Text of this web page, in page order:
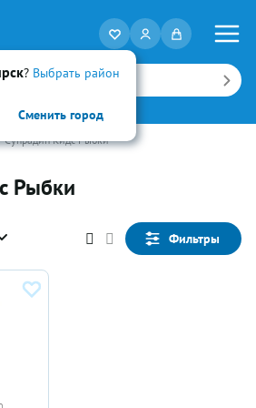
? Выбрать район
Сменить город
Супрадин Кидс Рыбки
Рыбки
Фильтры